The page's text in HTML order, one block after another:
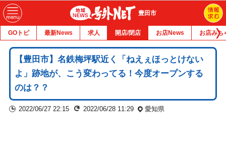
豊田市
GOトピ 最新News 求人 開店/閉店 お店News お店みち
【豊田市】名鉄梅坪駅近く「ねえぇほっとけない
よ」跡地が、こう変わってる！今度オープンする
のは？？
2022/06/27 22:15 2022/06/28 11:29 愛知県